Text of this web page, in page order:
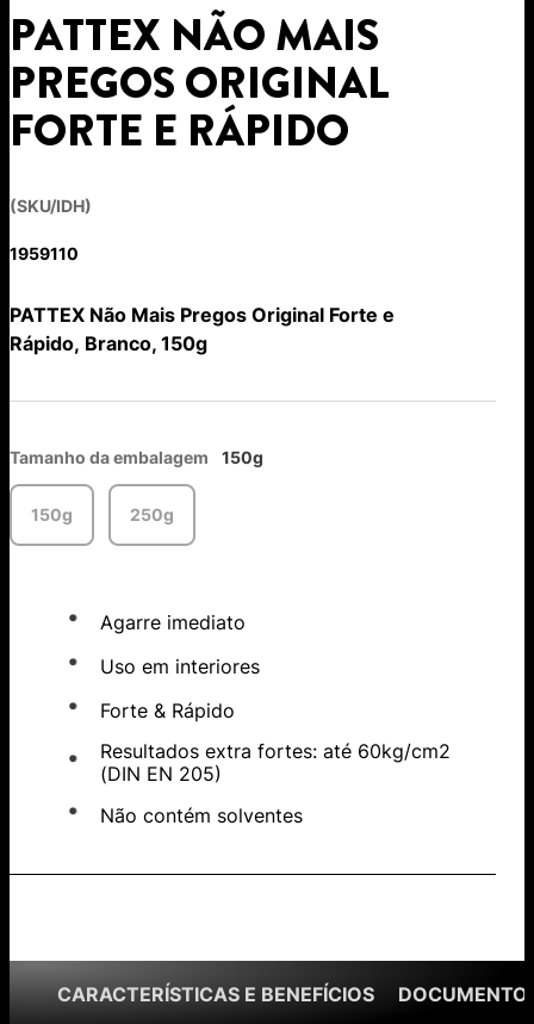
PATTEX NÃO MAIS
PREGOS ORIGINAL
FORTE E RÁPIDO
(SKU/IDH)
1959110
PATTEX Não Mais Pregos Original Forte e
Rápido, Branco, 150g
Tamanho da embalagem 150g
150g 250g
Agarre imediato
Uso em interiores
Forte & Rápido
Resultados extra fortes: até 60kg/cm2
(DIN EN 205)
Não contém solventes
CARACTERÍSTICAS E BENEFÍCIOS